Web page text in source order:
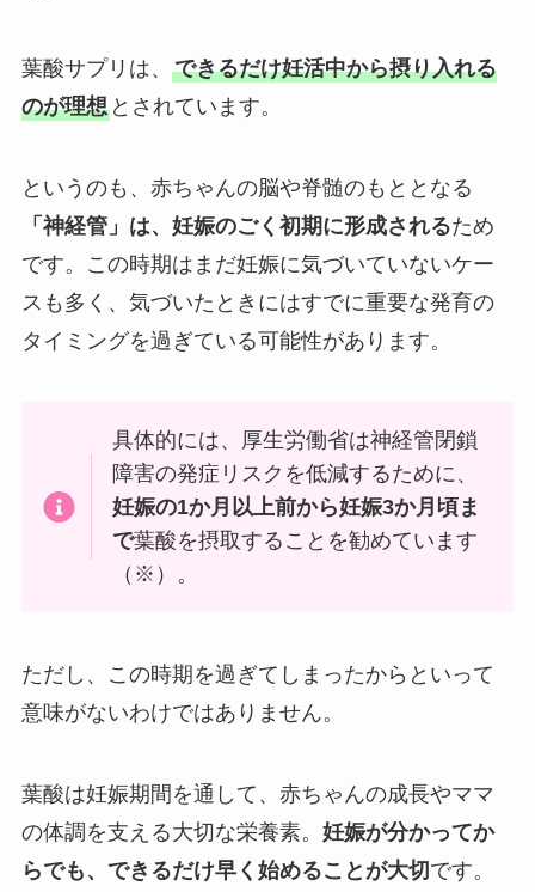
葉酸サプリは、 できるだけ妊活中から摂り入れる
のが理想とされています。
というのも、赤ちゃんの脳や脊髄のもととなる
「神経管」は、妊娠のごく初期に形成されるため
です。この時期はまだ妊娠に気づいていないケー
スも多く、気づいたときにはすでに重要な発育の
タイミングを過ぎている可能性があります。
具体的には、厚生労働省は神経管閉鎖
障害の発症リスクを低減するために、
妊娠の1か月以上前から妊娠3か月頃ま
で葉酸を摂取することを勧めています
（※）。
ただし、この時期を過ぎてしまったからといって
意味がないわけではありません。
葉酸は妊娠期間を通して、赤ちゃんの成長やママ
の体調を支える大切な栄養素。 妊娠が分かってか
らでも、できるだけ早く始めることが大切です。